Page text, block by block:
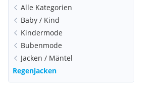
Alle Kategorien
Baby / Kind
Kindermode
Bubenmode
Jacken / Mäntel
Regenjacken